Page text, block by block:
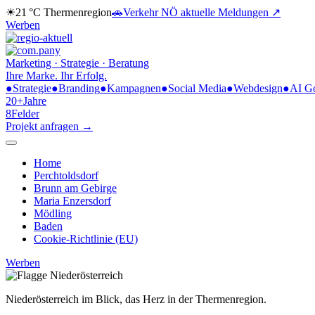
☀21 °C Thermenregion🚗Verkehr NÖ aktuelle Meldungen ↗
Werben
Marketing · Strategie · Beratung
Ihre Marke. Ihr Erfolg.
●Strategie●Branding●Kampagnen●Social Media●Webdesign●AI
20+Jahre
8Felder
Projekt anfragen →
Home
Perchtoldsdorf
Brunn am Gebirge
Maria Enzersdorf
Mödling
Baden
Cookie-Richtlinie (EU)
Werben
Niederösterreich im Blick, das Herz in der Thermenregion.